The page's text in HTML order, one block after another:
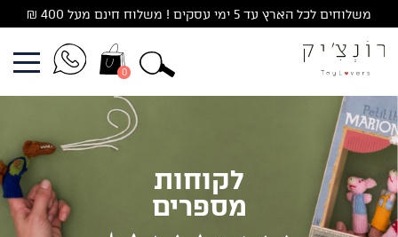
משלוחים לכל הארץ עד 5 ימי עסקים ! משלוח חינם מעל 400 ₪
0
לקוחות
מספרים